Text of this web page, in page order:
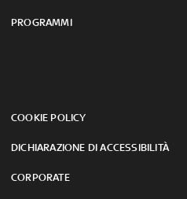
PROGRAMMI
COOKIE POLICY
DICHIARAZIONE DI ACCESSIBILITÀ
CORPORATE